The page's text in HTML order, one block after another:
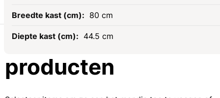
80 cm
44.5 cm
Gerelateerde
producten